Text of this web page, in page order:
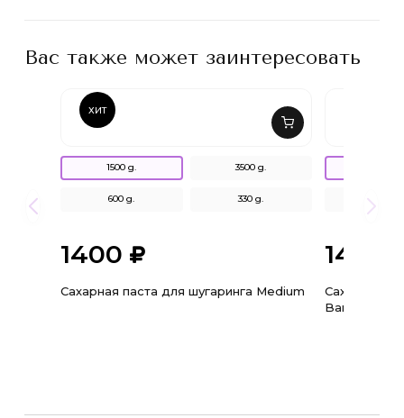
Вас также может заинтересовать
1500 g. 3500 g.
600 g. 330 g.
ХИТ
1400
Сахарная паста для шугаринга Medium
1400
Сахарная
Bandage